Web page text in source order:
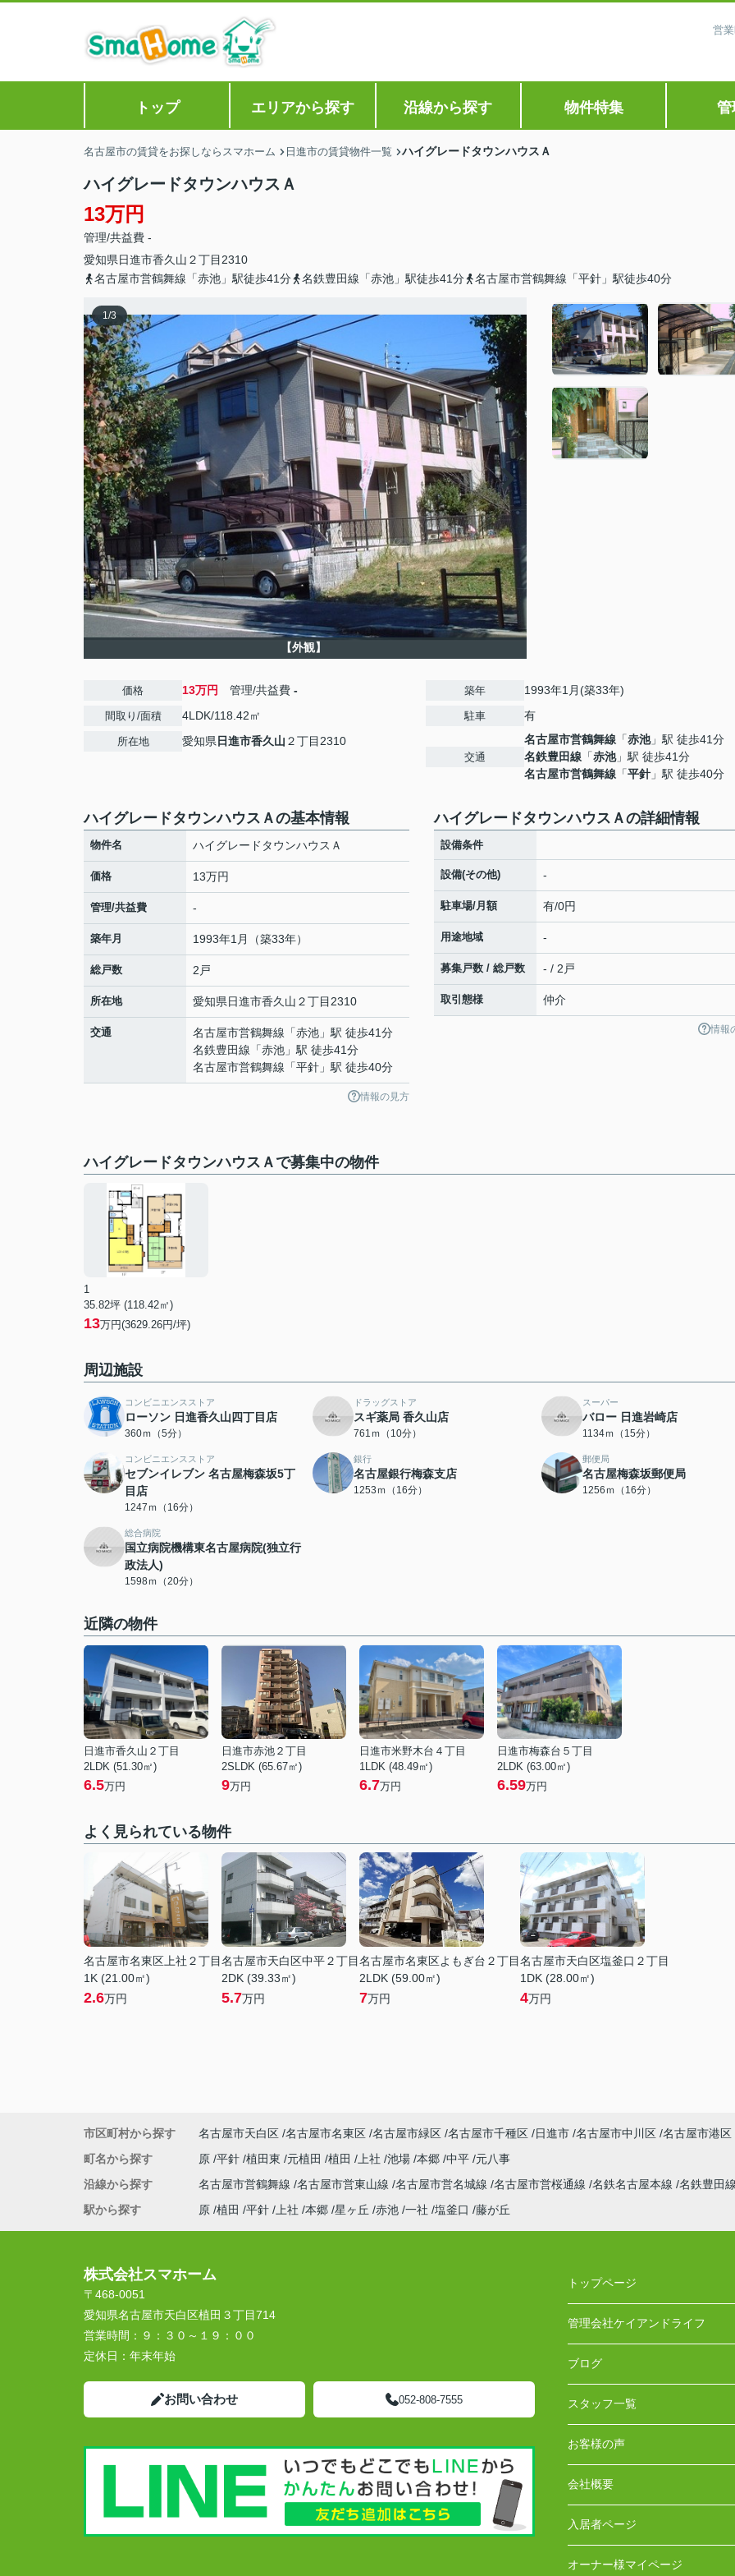
営
トップ エリアから探す 沿線から探す 物件特集 管
名古屋市の賃貸をお探しならスマホーム 日進市の賃貸物件一覧 ハイグレードタウンハウスＡ
ハイグレードタウンハウスＡ
13万円
管理/共益費 -
愛知県日進市香久山 ２丁目2310
名古屋市営鶴舞線「赤池」駅徒歩41分
名鉄豊田線「赤池」駅徒歩41分 名古屋市営鶴舞線「平針」駅徒歩40分
1/3
【外観】
価格 13万円 管理/共益費 -
間取り/面積 4LDK/118.42㎡
所在地 愛知県 日進市香久山 ２丁目2310
築年 1993年1月(築33年)
駐車 有
交通
名古屋市営鶴舞線 「赤池」駅 徒歩41分
名鉄豊田線 「赤池」駅 徒歩41分
名古屋市営鶴舞線 「平針」駅 徒歩40分
ハイグレードタウンハウスＡの基本情報
物件名 ハイグレードタウンハウスＡ
価格 13万円
管理/共益費 -
築年月 1993年1月（築33年）
総戸数 2戸
所在地 愛知県日進市香久山 ２丁目2310
交通 名古屋市営鶴舞線 「赤池 」駅 徒歩41分
名鉄豊田線 「赤池 」駅 徒歩41分
名古屋市営鶴舞線 「平針 」駅 徒歩40分
情報の見方
ハイグレードタウンハウスＡの詳細情報
設備条件
設備(その他) -
駐車場/月額 有/0円
用途地域 -
募集戸数 / 総戸数 - / 2戸
取引態様 仲介
情報
ハイグレードタウンハウスＡで募集中の物件
1
35.82坪 (118.42㎡)
13万円(3629.26円/坪)
周辺施設
コンビニエンスストア
ローソン 日進香久山四丁目店
360ｍ（5分）
ドラッグストア
スギ薬局 香久山店
761ｍ（10分）
スーパー
バロー 日進岩崎店
1134ｍ（15分）
コンビニエンスストア
セブンイレブン 名古屋梅森坂5丁
目店
1247ｍ（16分）
銀行
名古屋銀行梅森支店
1253ｍ（16分）
郵便局
名古屋梅森坂郵便局
1256ｍ（16分）
総合病院
国立病院機構東名古屋病院(独立行
政法人)
1598ｍ（20分）
近隣の物件
日進市香久山２丁目
2LDK (51.30㎡)
6.5万円
日進市赤池２丁目
2SLDK (65.67㎡)
9万円
日進市米野木台４丁目
1LDK (48.49㎡)
6.7万円
日進市梅森台５丁目
2LDK (63.00㎡)
6.59万円
よく見られている物件
名古屋市名東区上社２丁目
1K (21.00㎡)
2.6万円
名古屋市天白区中平２丁目
2DK (39.33㎡)
5.7万円
名古屋市名東区よもぎ台２丁目
2LDK (59.00㎡)
7万円
名古屋市天白区塩釜口２丁目
1DK (28.00㎡)
4万円
市区町村から探す 名古屋市天白区 名古屋市名東区 名古屋市緑区 名古屋市千種区 日進市 名古屋市中川区 名古屋市港区
町名から探す
原 平針 植田東 元植田 植田 上社 池場 本郷 中平 元八事
沿線から探す
名古屋市営鶴舞線 名古屋市営東山線 名古屋市営名城線 名古屋市営桜通線 名鉄名古屋本線 名鉄豊田
駅から探す
原 植田 平針 上社 本郷 星ヶ丘 赤池 一社 塩釜口 藤が丘
株式会社スマホーム
〒468-0051
愛知県名古屋市天白区植田３丁目714
営業時間： ９：３０～１９：００
定休日： 年末年始
お問い合わせ 052-808-7555
トップページ
管理会社ケイアンドライフ
ブログ
スタッフ一覧
お客様の声
会社概要
入居者ページ
オーナー様マイページ